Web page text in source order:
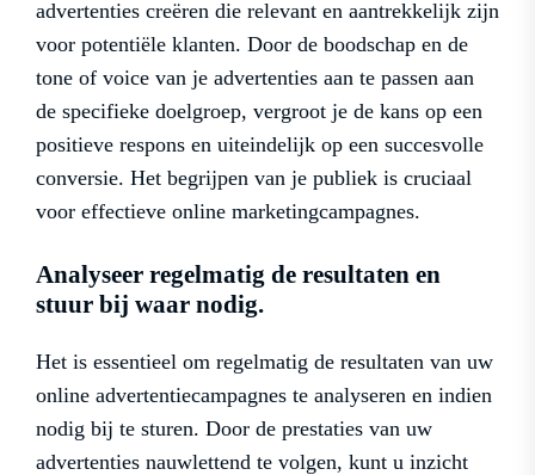
advertenties creëren die relevant en aantrekkelijk zijn
voor potentiële klanten. Door de boodschap en de
tone of voice van je advertenties aan te passen aan
de specifieke doelgroep, vergroot je de kans op een
positieve respons en uiteindelijk op een succesvolle
conversie. Het begrijpen van je publiek is cruciaal
voor effectieve online marketingcampagnes.
Analyseer regelmatig de resultaten en
stuur bij waar nodig.
Het is essentieel om regelmatig de resultaten van uw
online advertentiecampagnes te analyseren en indien
nodig bij te sturen. Door de prestaties van uw
advertenties nauwlettend te volgen, kunt u inzicht